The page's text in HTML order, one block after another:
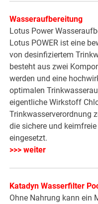
Wasseraufbereitung
Lotus Power
Lotus POWER ist eine
von desinfiziertem
besteht aus zwei
werden und eine
optimalen
eigentliche Wirkstoff
Trinkwasserverordnung
die sichere und
eingesetzt.
>>> weiter
Katadyn Wasserfilter
Ohne Nahrung kann ein